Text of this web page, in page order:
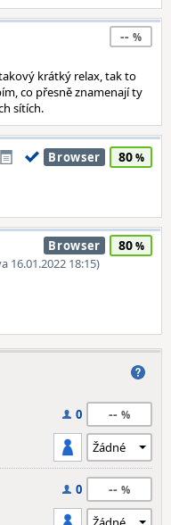
--
krátký relax, tak to
co přesně znamenají ty
sítích.
Browser 80
16.01.2022 18:15)
Browser 80
0 --
0 --